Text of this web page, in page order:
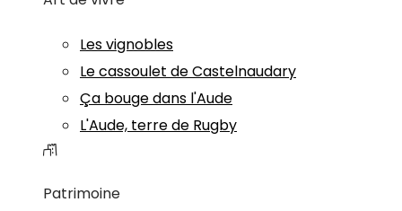
Les vignobles
Le cassoulet de Castelnaudary
Ça bouge dans l'Aude
L'Aude, terre de Rugby
Patrimoine